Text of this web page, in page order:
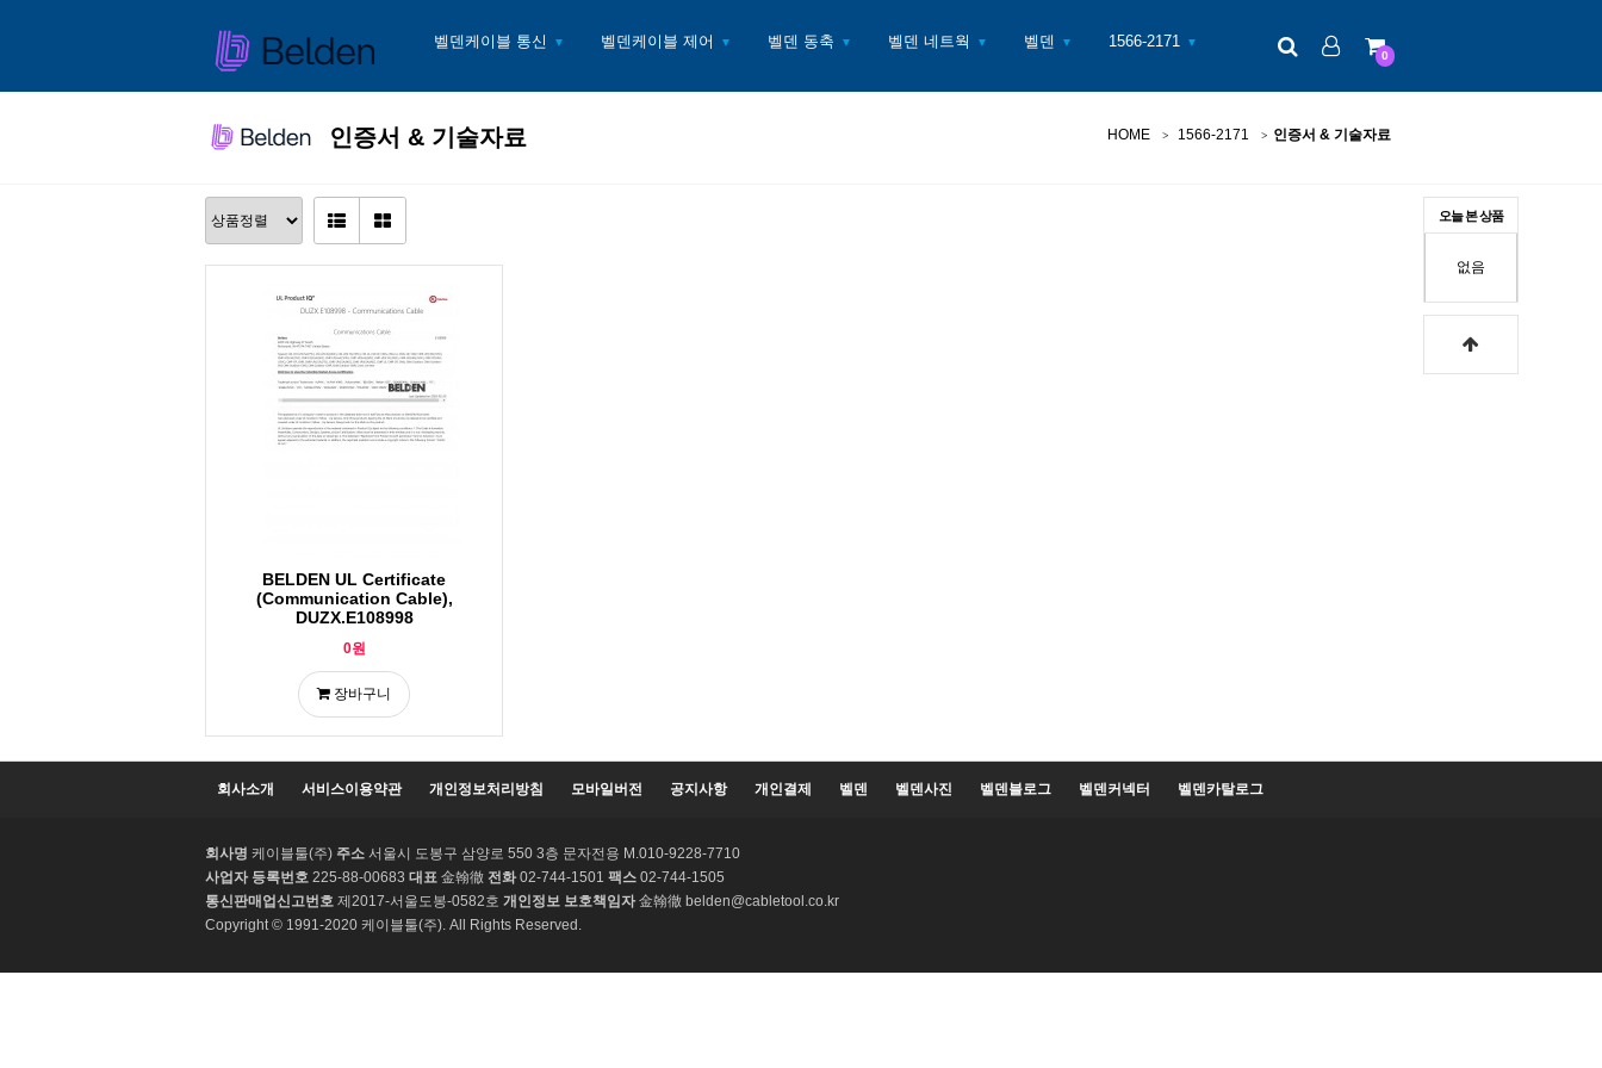
벨덴케이블 통신 ▼ 벨덴케이블 제어 ▼ 벨덴 동축 ▼ 벨덴 네트웍 ▼ 벨덴 ▼ 1566-2171 ▼ 검색 로그인 장바구니
0
인증서 & 기술자료
오늘 본 상품
없음
HOME 1566-2171 인증서 & 기술자료
BELDEN UL Certificate
(Communication Cable),
DUZX.E108998
0원
장바구니
회사소개 서비스이용약관 개인정보처리방침 모바일버전 공지사항 개인결제 벨덴 벨덴사진 벨덴블로그 벨덴커넥터 벨덴카탈로그
회사명 케이블툴(주) 주소 서울시 도봉구 삼양로 550 3층 문자전용 M.010-9228-7710
사업자 등록번호 225-88-00683 대표 金翰徹 전화02-744-1501 팩스 02-744-1505
통신판매업신고번호 제2017-서울도봉-0582호 개인정보 보호책임자金翰徹 belden@cabletool.co.kr
Copyright © 1991-2020 케이블툴(주). All Rights Reserved.